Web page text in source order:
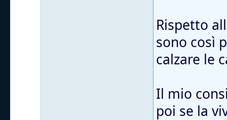
Rispetto
sono così
calzare le
Il mio
poi se la